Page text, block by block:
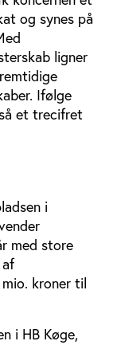
og synes på
ligner
Ifølge
et trecifret
i
med store
kroner til
i HB Køge,